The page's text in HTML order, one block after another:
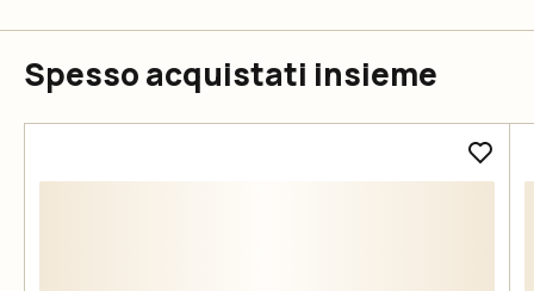
Spesso acquistati insieme